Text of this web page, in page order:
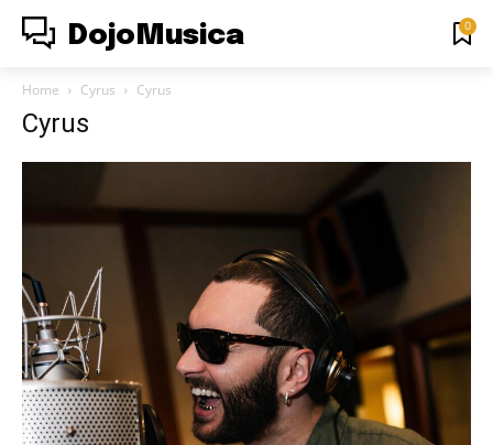
DojoMusica 0
Home Cyrus Cyrus
Cyrus